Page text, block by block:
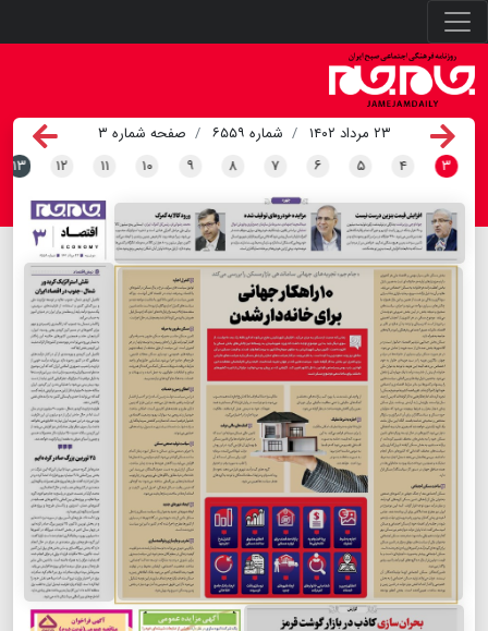
۲۳ مرداد ۱۴۰۲ شماره ۶۵۵۹
صفحه شماره ۳
۳ ۴ ۵ ۶ ۷ ۸ ۹ ۱۰ ۱۱ ۱۲ ۱۳